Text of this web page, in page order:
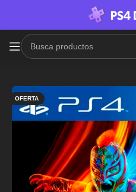
OFERTA